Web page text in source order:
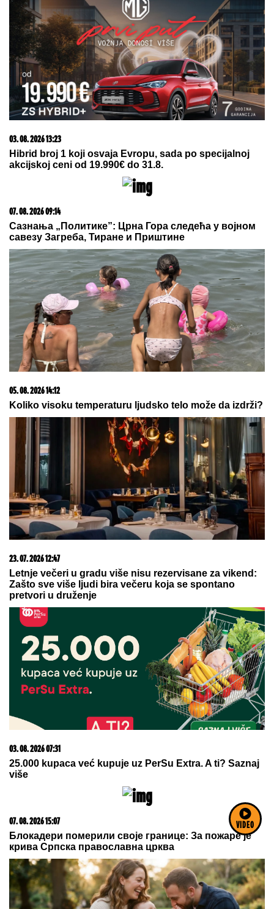
VIDEO
Pljuvali ste Maju sa Mevlidom: Podrška od Alibabe se
uključila uživo u program, nastao totalni fijasko!
(VIDEO)
REGISTRUJ SE UZ PROMO KOD CASINO Preuzmi
1500 BESPLATNIH SPINOVA
06. 08. 2026 09:39
42 godine otac je pronašao, zanemeo je kada je saznao
akcijskoj ceni od 19.990€ do 31.8.
07. 08. 2026 09:14
Сазнања „Политике”: Црна Гора следећа у војном
савезу Загреба, Тиране и Приштине
Koliko visoku temperaturu ljudsko telo može da izdrži?